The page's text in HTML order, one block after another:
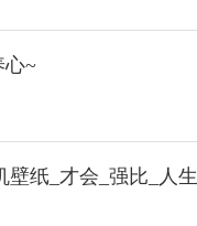
心~
纸_才会_强比_人生